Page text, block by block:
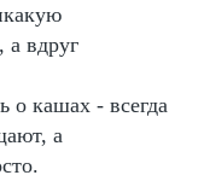
вдруг
о кашах - всегда
а